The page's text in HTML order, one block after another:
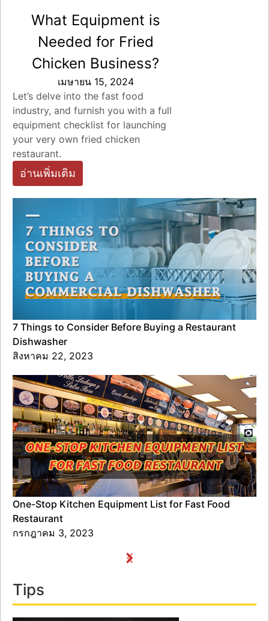
What Equipment is
Needed for Fried
Chicken Business?
เมษายน 15, 2024
Let’s delve into the fast food
industry, and furnish you with a full
equipment checklist for launching
your very own fried chicken
restaurant.
อ่านเพิ่มเติม
7 Things to Consider Before Buying a Restaurant
Dishwasher
สิงหาคม 22, 2023
One-Stop Kitchen Equipment List for Fast Food
Restaurant
กรกฎาคม 3, 2023
Tips